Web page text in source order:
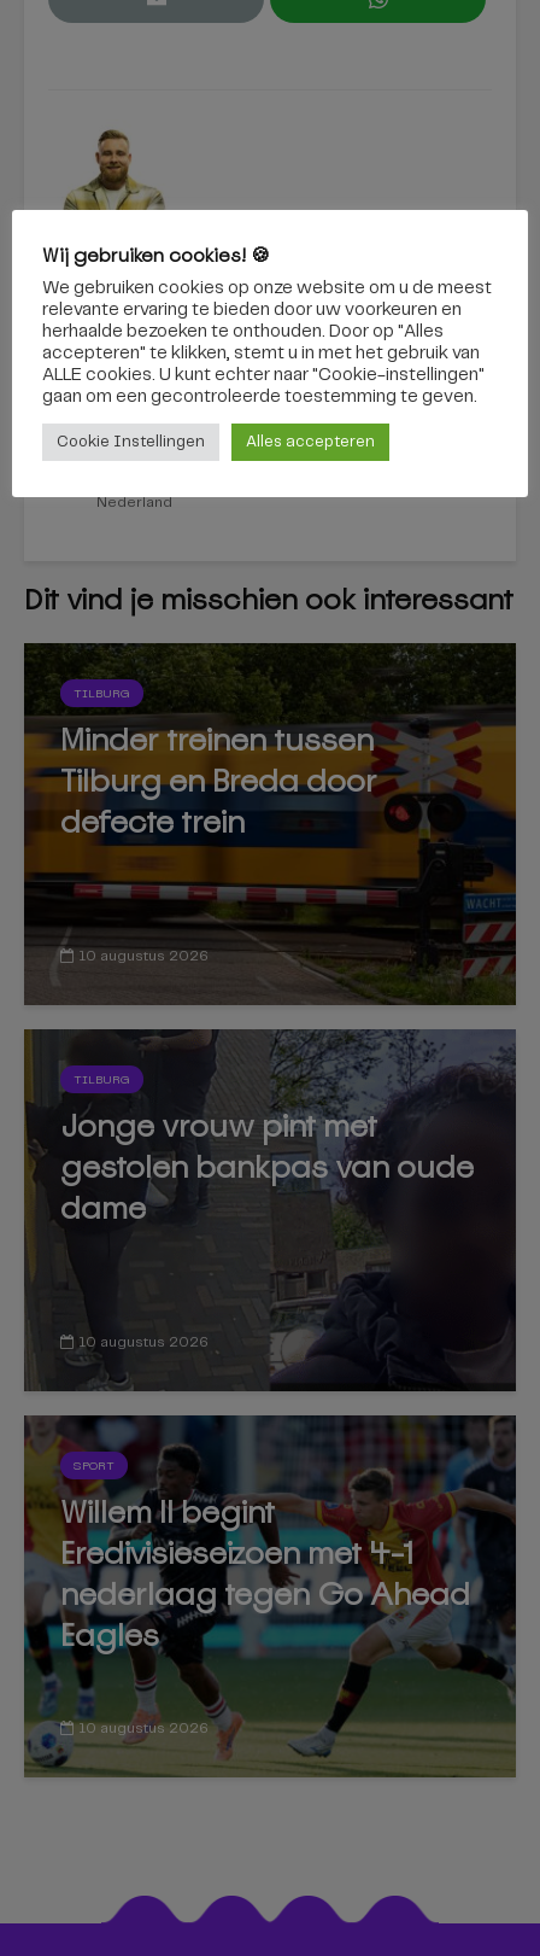
Pieter Soethout
BEKIJK ALLES
Tilburg is kampioen
tijdelijke woningen:
meeste
Nederland
Asociaal rijgedrag
wordt harder
aangepakt: al 78
Dit vind je misschien ook interessant
TILBURG
Minder treinen tussen
Tilburg en Breda door
defecte trein
10 augustus 2026
TILBURG
Jonge vrouw pint met
gestolen bankpas van oude
dame
10 augustus 2026
SPORT
Willem II begint
Eredivisieseizoen met 4-1
nederlaag tegen Go Ahead
Eagles
10 augustus 2026
Wij gebruiken cookies! 🍪
We gebruiken cookies op onze website om u de meest
relevante ervaring te bieden door uw voorkeuren en
herhaalde bezoeken te onthouden. Door op "Alles
accepteren" te klikken, stemt u in met het gebruik van
ALLE cookies. U kunt echter naar "Cookie-instellingen"
gaan om een ​​gecontroleerde toestemming te geven.
Cookie Instellingen Alles accepteren